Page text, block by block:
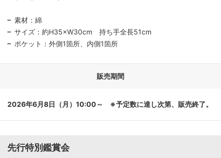
素材：綿
サイズ：約H35×W30cm 持ち手全長51cm
ポケット：外側1箇所、内側1箇所
販売期間
2026年6月8日（月）10:00～ ※予定数に達し次第、販売終了。
先行特別鑑賞会